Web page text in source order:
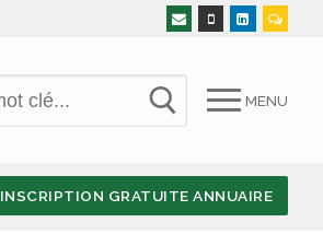
MENU
INSCRIPTION GRATUITE ANNUAIRE